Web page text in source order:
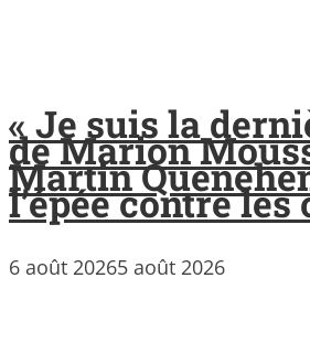
« Je suis la
de Marion
Martin
l’épée contre les
6 août 20265 août 2026